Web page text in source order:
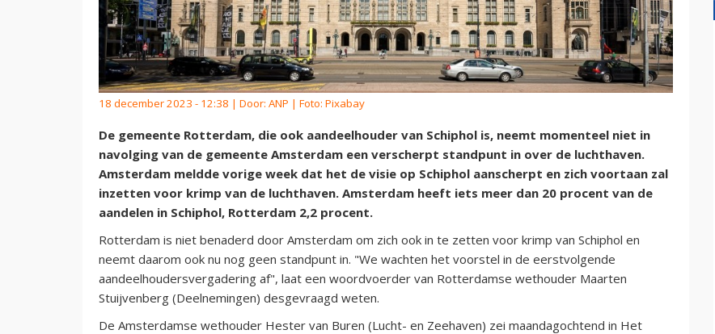
18 december 2023 - 12:38 | Door: ANP | Foto: Pixabay
De gemeente Rotterdam, die ook aandeelhouder van Schiphol is, neemt momenteel niet in
navolging van de gemeente Amsterdam een verscherpt standpunt in over de luchthaven.
Amsterdam meldde vorige week dat het de visie op Schiphol aanscherpt en zich voortaan zal
inzetten voor krimp van de luchthaven. Amsterdam heeft iets meer dan 20 procent van de
aandelen in Schiphol, Rotterdam 2,2 procent.
Rotterdam is niet benaderd door Amsterdam om zich ook in te zetten voor krimp van Schiphol en
neemt daarom ook nu nog geen standpunt in. "We wachten het voorstel in de eerstvolgende
aandeelhoudersvergadering af", laat een woordvoerder van Rotterdamse wethouder Maarten
Stuijvenberg (Deelnemingen) desgevraagd weten.
De Amsterdamse wethouder Hester van Buren (Lucht- en Zeehaven) zei maandagochtend in Het